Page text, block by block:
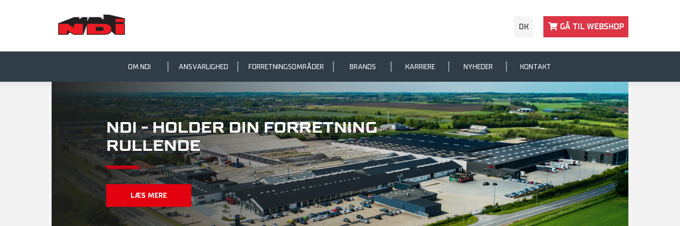
DK GÅ TIL WEBSHOP
OM NDI ANSVARLIGHED FORRETNINGSOMRÅDER BRANDS KARRIERE NYHEDER KONTAKT
NDI - HOLDER DIN FORRETNING
RULLENDE
LÆS MERE